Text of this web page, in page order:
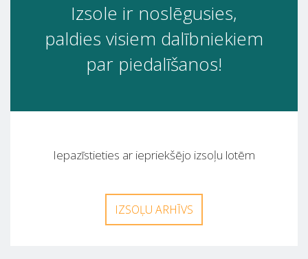
Izsole ir noslēgusies,
paldies visiem dalībniekiem
par piedalīšanos!
Iepazīstieties ar iepriekšējo izsoļu lotēm
IZSOĻU ARHĪVS